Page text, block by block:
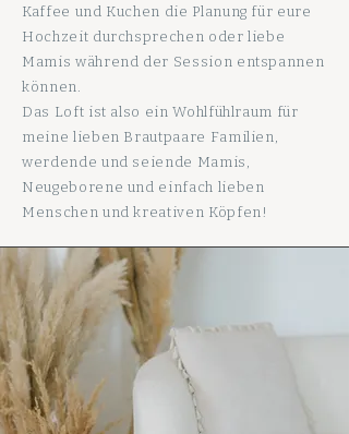
Kaffee und Kuchen die Planung für eure
Hochzeit durchsprechen oder liebe
Mamis während der Session entspannen
können.
Das Loft ist also ein Wohlfühlraum für
meine lieben Brautpaare Familien,
werdende und seiende Mamis,
Neugeborene und einfach lieben
Menschen und kreativen Köpfen!